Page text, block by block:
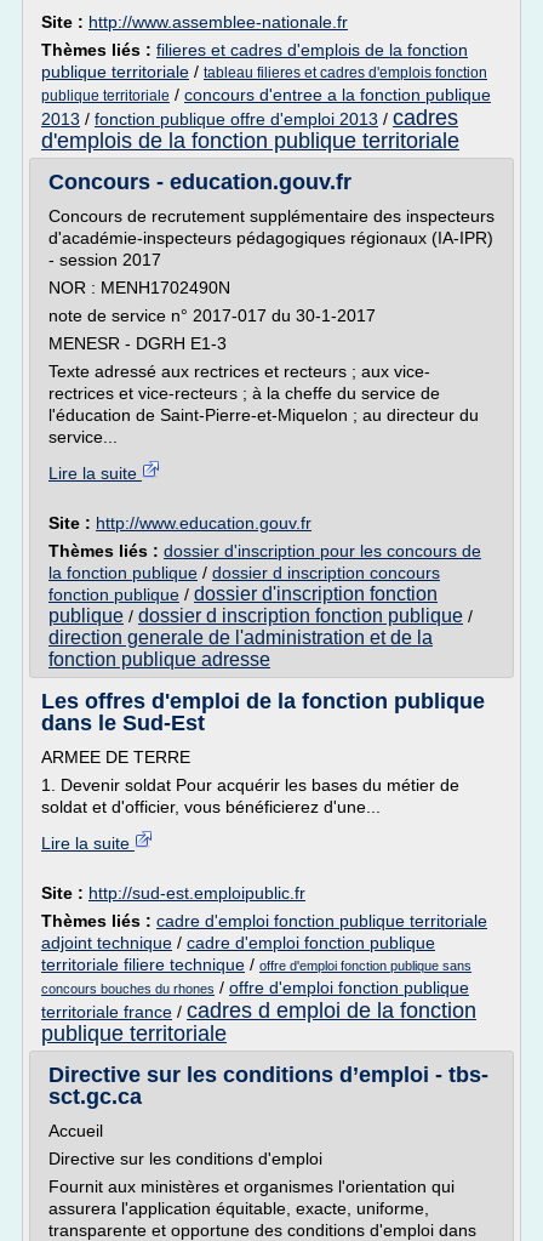
Site : http://www.assemblee-nationale.fr
Thèmes liés : filieres et cadres d'emplois de la fonction
publique territoriale / tableau filieres et cadres d'emplois fonction
publique territoriale / concours d'entree a la fonction publique
2013 / fonction publique offre d'emploi 2013 / cadres
d'emplois de la fonction publique territoriale
Concours - education.gouv.fr
Concours de recrutement supplémentaire des inspecteurs
d'académie-inspecteurs pédagogiques régionaux (IA-IPR)
- session 2017
NOR : MENH1702490N
note de service n° 2017-017 du 30-1-2017
MENESR - DGRH E1-3
Texte adressé aux rectrices et recteurs ; aux vice-
rectrices et vice-recteurs ; à la cheffe du service de
l'éducation de Saint-Pierre-et-Miquelon ; au directeur du
service...
Lire la suite
Site : http://www.education.gouv.fr
Thèmes liés : dossier d'inscription pour les concours de
la fonction publique / dossier d inscription concours
fonction publique / dossier d'inscription fonction
publique / dossier d inscription fonction publique /
direction generale de l'administration et de la
fonction publique adresse
Les offres d'emploi de la fonction publique
dans le Sud-Est
ARMEE DE TERRE
1. Devenir soldat Pour acquérir les bases du métier de
soldat et d'officier, vous bénéficierez d'une...
Lire la suite
Site : http://sud-est.emploipublic.fr
Thèmes liés : cadre d'emploi fonction publique territoriale
adjoint technique / cadre d'emploi fonction publique
territoriale filiere technique / offre d'emploi fonction publique sans
concours bouches du rhones / offre d'emploi fonction publique
territoriale france / cadres d emploi de la fonction
publique territoriale
Directive sur les conditions d’emploi - tbs-
sct.gc.ca
Accueil
Directive sur les conditions d'emploi
Fournit aux ministères et organismes l'orientation qui
assurera l'application équitable, exacte, uniforme,
transparente et opportune des conditions d'emploi dans